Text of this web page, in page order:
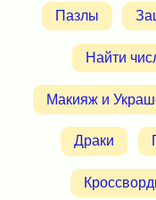
Пазлы
Найти
Макияж и
Драки